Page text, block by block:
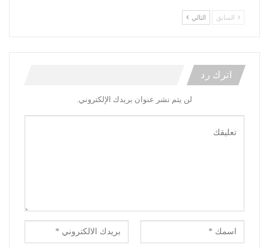
السابق التالي
اترك رد
لن يتم نشر عنوان بريدك الإلكتروني.